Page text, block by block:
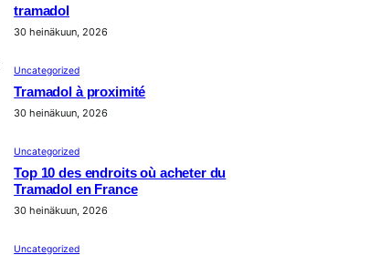
tramadol
30 heinäkuun, 2026
Uncategorized
Tramadol à proximité
30 heinäkuun, 2026
Uncategorized
Top 10 des endroits où acheter du
Tramadol en France
30 heinäkuun, 2026
Uncategorized